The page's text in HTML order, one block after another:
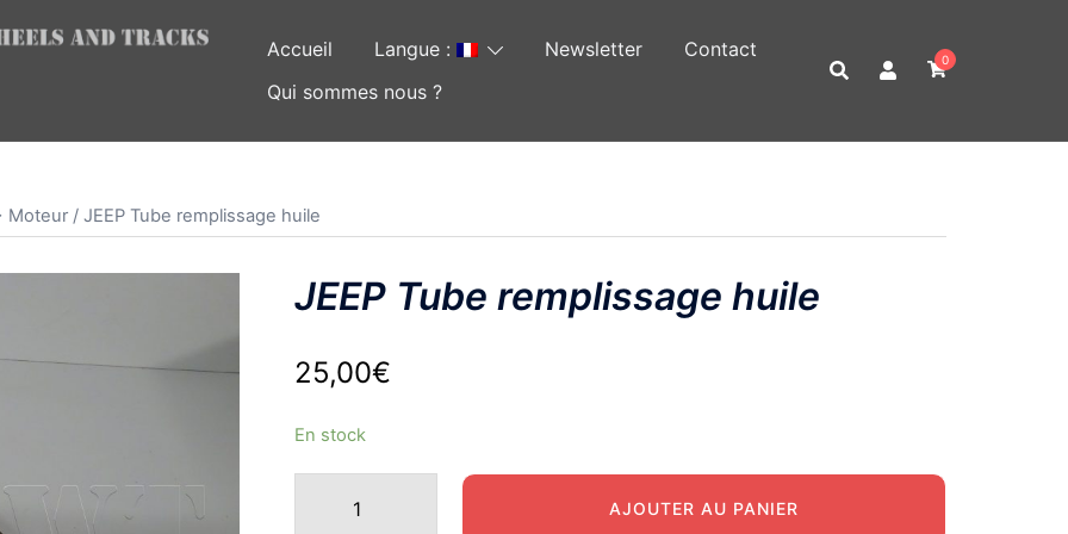
Accueil Langue : Newsletter
Contact
Qui sommes nous ?
0
Moteur / JEEP Tube remplissage huile
JEEP Tube remplissage huile
25,00€
En stock
AJOUTER AU PANIER